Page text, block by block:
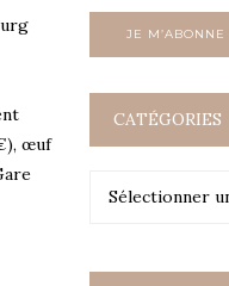
œuf
CATÉGORIES
Sélectionner
Catégories